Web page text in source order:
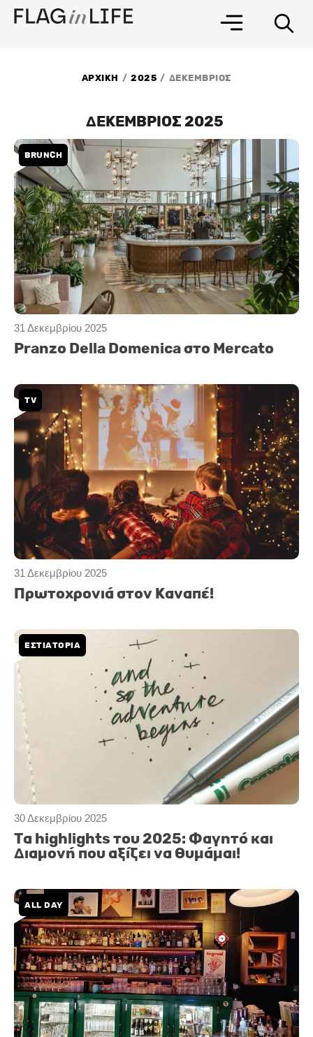
Μετάβαση
στο
ΑΡΧΙΚΗ / 2025 / ΔΕΚΕΜΒΡΙΟΣ
ΔΕΚΕΜΒΡΙΟΣ 2025
31 Δεκεμβρίου 2025
BRUNCH
Pranzo Della Domenica στο Mercato
31 Δεκεμβρίου 2025
TV
Πρωτοχρονιά στον Καναπέ!
30 Δεκεμβρίου 2025
ΕΣΤΙΑΤΟΡΙΑ
Τα highlights του 2025: Φαγητό και
Διαμονή που αξίζει να θυμάμαι!
ALL DAY